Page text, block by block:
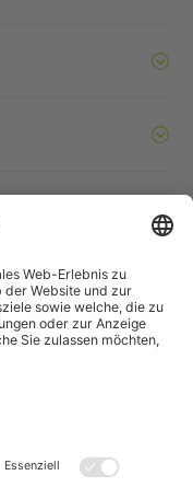
Sie uns!